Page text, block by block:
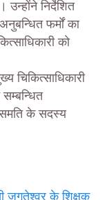
उन्होंने निर्देशित
फर्मों का
को
चिकित्साधिकारी
समति के सदस्य
जगतेश्वर के शिक्षक